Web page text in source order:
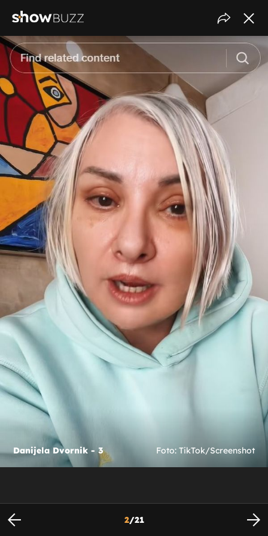
Danijela Dvornik - 3 Foto: TikTok/Screenshot
2/21